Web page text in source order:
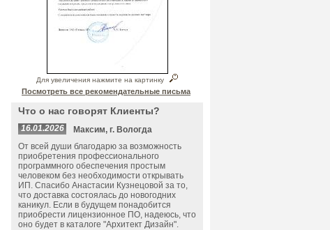
Для увеличения нажмите на картинку
Посмотреть все рекомендательные письма
Что о нас говорят Клиенты?
16.01.2026
Максим, г. Вологда
От всей души благодарю за возможность
приобретения профессионального
программного обеспечения простым
человеком без необходимости открывать
ИП. Спасибо Анастасии Кузнецовой за то,
что доставка состоялась до новогодних
каникул. Если в будущем понадобится
приобрести лицензионное ПО, надеюсь, что
оно будет в каталоге "Архитект Дизайн".